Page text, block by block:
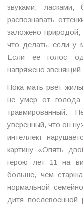
звуками,
распознавать
заложено
что делать, если у
Если ее голос
напряжено звенящий
Пока мать рвет
не умер от
травмированный.
уверенный, что он
интеллект
картину «Опять
герою лет 11 на
больше, чем
нормальной
дитя